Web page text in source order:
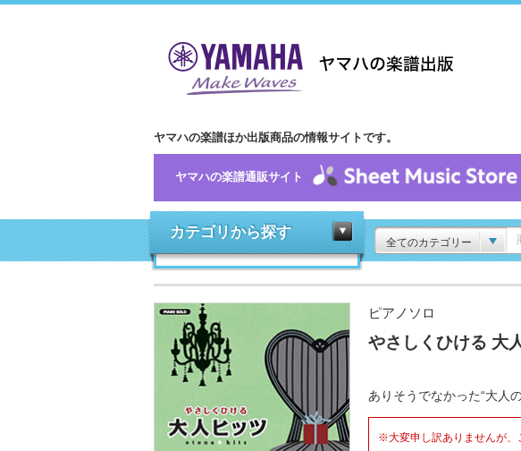
ヤマハの楽譜ほか出版商品の情報サイトです。
ヤマハの楽譜通販サイト
カテゴリから探す
全てのカテゴリー
ピアノソロ
やさしくひける 大
ありそうでなかった“大人
※大変申し訳ありませんが、